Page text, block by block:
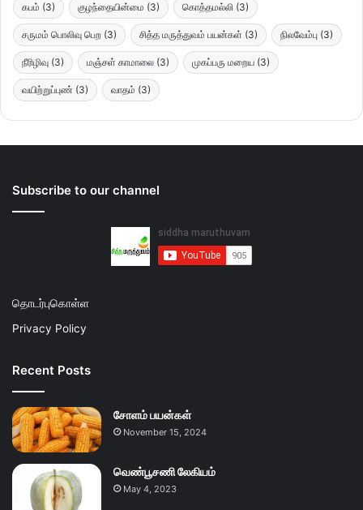
கபம் (3) குழந்தையின்மை (3) கொத்தமல்லி (3)
சருமம் பொலிவு பெற (3) சித்த மருத்துவம் பயன்கள் (3) நிலவேம்பு (3)
நீரிழிவு (3) மஞ்சள் காமாலை (3) முகப்பரு மறைய (3)
வயிற்றுப்புண் (3) வாதம் (3)
Subscribe to our channel
தொடர்புகொள்ள
Privacy Policy
Recent Posts
சோளம் பயன்கள்
November 15, 2024
வெண்பூசணி லேகியம்
May 4, 2023